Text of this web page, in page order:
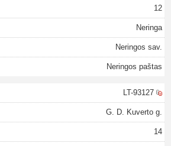
12
Neringa
Neringos sav.
Neringos paštas
LT-93127
G. D. Kuverto g.
14